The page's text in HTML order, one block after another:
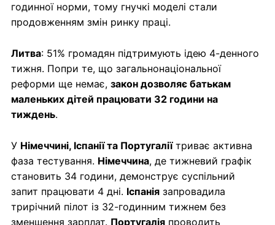
годинної норми, тому гнучкі моделі стали
продовженням змін ринку праці.
Литва: 51% громадян підтримують ідею 4-денного
тижня. Попри те, що загальнонаціональної
реформи ще немає, закон дозволяє батькам
маленьких дітей працювати 32 години на
тиждень.
У Німеччині, Іспанії та Португаліїтриває активна
фаза тестування. Німеччина, де тижневий графік
становить 34 години, демонструє суспільний
запит працювати 4 дні. Іспанія запровадила
трирічний пілот із 32-годинним тижнем без
зменшення зарплат. Португалія проводить